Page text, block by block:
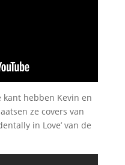
kant hebben Kevin en
ze covers van
in Love’ van de